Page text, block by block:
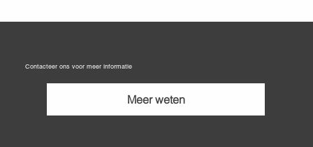
Contacteer ons voor meer informatie
Meer weten